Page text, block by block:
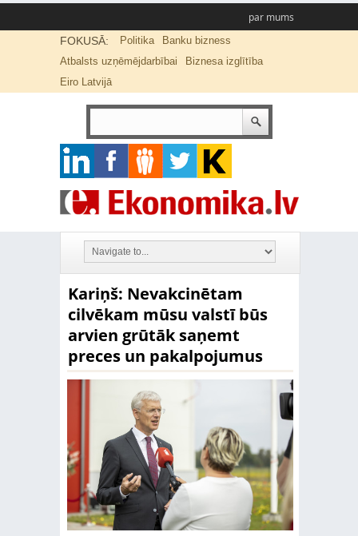
par mums
FOKUSĀ: Politika
Banku bizness
Atbalsts uzņēmējdarbībai
Biznesa izglītība
Eiro Latvijā
Kariņš: Nevakcinētam
cilvēkam mūsu valstī būs
arvien grūtāk saņemt
preces un pakalpojumus